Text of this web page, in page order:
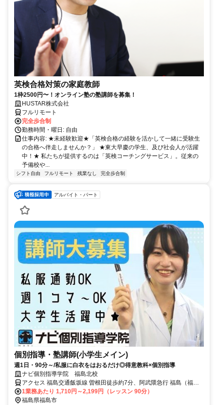
英検合格対策の家庭教師
1枠2500円〜！オンライン塾の塾講師を募集！
HUSTAR株式会社
フルリモート
完全歩合制
勤務時間・曜日: 自由
仕事内容: ★未経験歓迎★「英検合格の経験を活かして一緒に受験生
の合格へ伴走しませんか？」 ★東大早慶の学生、及び社会人が活躍
中！★ 私たちが提供するのは「英検コーチングサービス」。従来の
予備校や...
シフト自由 フルリモート 残業なし 完全歩合制
アルバイト・パート
個別指導・塾講師(小学生メイン)
週1日・90分～/私服に白衣をはおるだけ◎得意教科×個別指導
ナビ個別指導学院 福島北校
アクセス 福島交通飯坂線 曽根田徒歩約7分、阿武隈急行 福島（福島
県）東口徒歩約13分、福島交通飯坂線 福島（福島県）東口徒歩約13
分 曽根田駅より徒歩7分
1業務あたり 1,710円～2,199円（レッスン 90分）
福島県福島市